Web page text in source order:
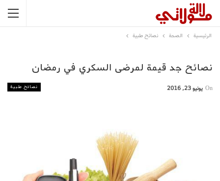
الرئيسية الصحة نصائح طبية
نصائح جد قيمة لمرضى السكري في رمضان
نصائح طبية On يونيو 23, 2016